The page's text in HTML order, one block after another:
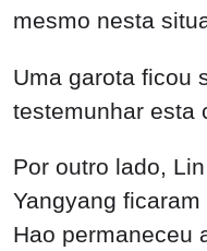
mesmo nesta
Uma garota ficou
testemunhar esta
Por outro lado,
Yangyang
Hao permaneceu